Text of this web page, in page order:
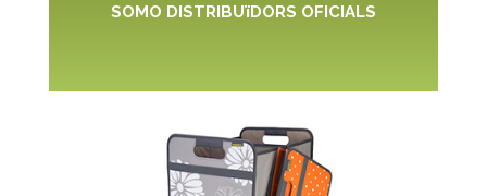
SOMO DISTRIBUïDORS OFICIALS